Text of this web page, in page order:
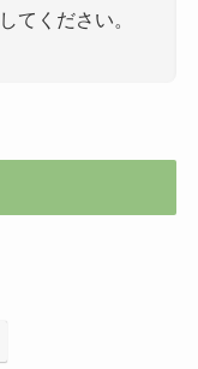
してください。